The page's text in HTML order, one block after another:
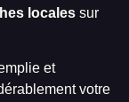
locales sur
et
votre